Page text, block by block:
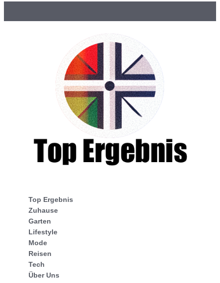
Top Ergebnis
Zuhause
Garten
Lifestyle
Mode
Reisen
Tech
Über Uns